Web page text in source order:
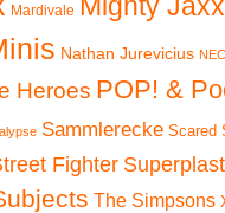
Mardivale
Nathan Jurevicius
Heroes POP! &
Sammlerecke Scared
Fighter
The Simpsons